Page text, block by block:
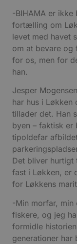
-BIHAMA er ikke
fortælling om
levet med havet
om at bevare og
for os, men for
han.
Jesper
har hus i Løkken
tillader det. Han
byen – faktisk er
tipoldefar
Det bliver
fast i Løkken, er
for Løkkens
-Min morfar,
fiskere, og jeg
formidle
generationer